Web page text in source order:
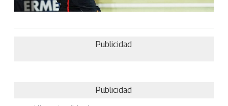
Publicidad
Publicidad